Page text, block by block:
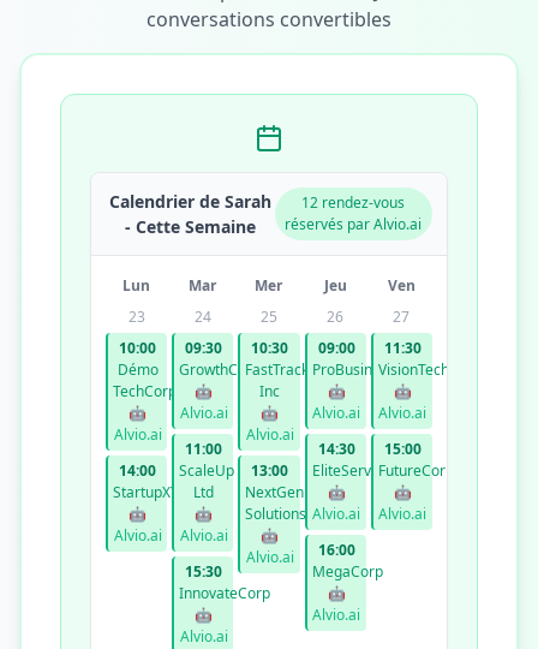
conversations convertibles
Calendrier de Sarah
- Cette Semaine
12 rendez-vous
réservés par Alvio.ai
Lun Mar Mer Jeu
Ven
23
10:00
Démo
TechCorp
🤖
Alvio.ai
14:00
StartupXYZ
🤖
Alvio.ai
24
09:30
GrowthCo
🤖
Alvio.ai
11:00
ScaleUp
Ltd
🤖
Alvio.ai
15:30
InnovateCorp
🤖
Alvio.ai
25
10:30
FastTrack
Inc
🤖
Alvio.ai
13:00
NextGen
Solutions
🤖
Alvio.ai
26
09:00
ProBusiness
🤖
Alvio.ai
14:30
EliteServices
🤖
Alvio.ai
16:00
MegaCorp
🤖
Alvio.ai
27
11:30
VisionTech
🤖
Alvio.ai
15:00
FutureCorp
🤖
Alvio.ai